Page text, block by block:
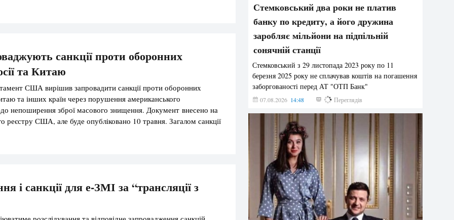
санкції проти оборонних
та Китаю
США вирішив запровадити санкції проти оборонних
та інших країн через порушення американського
непоширення зброї масового знищення. Документ внесено на
реєстру США, але буде опубліковано 10 травня. Загалом санкції
28 осіб і структур, окрім російських під санкції
і санкції для е-ЗМІ за “трансляції з
Стемковський два роки не платив
банку по кредиту, а його дружина
заробляє мільйони на підпільній
сонячній станції
Стемковський з 29 листопада 2023 року по 11
березня 2025 року не сплачував коштів на погашення
заборгованості перед АТ "ОТП Банк"
07.08.2026 14:48 345 Переглядів